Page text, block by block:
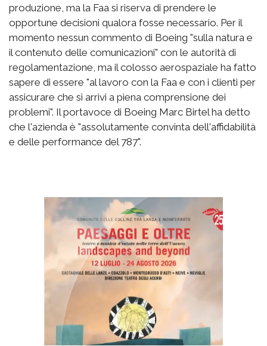
produzione, ma la Faa si riserva di prendere le
opportune decisioni qualora fosse necessario. Per il
momento nessun commento di Boeing "sulla natura e
il contenuto delle comunicazioni" con le autorità di
regolamentazione, ma il colosso aerospaziale ha fatto
sapere di essere "al lavoro con la Faa e con i clienti per
assicurare che si arrivi a piena comprensione dei
problemi". Il portavoce di Boeing Marc Birtel ha detto
che l'azienda è "assolutamente convinta dell'affidabilità
e delle performance del 787".